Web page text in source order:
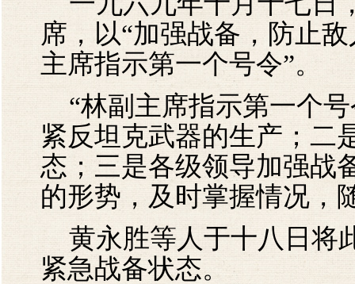
席，以“加强战备，防止
主席指示第一个号令”。
“林副主席指示第一个
紧反坦克武器的生产；二
态；三是各级领导加强战
的形势，及时掌握情况，
黄永胜等人于十八日将
紧急战备状态。